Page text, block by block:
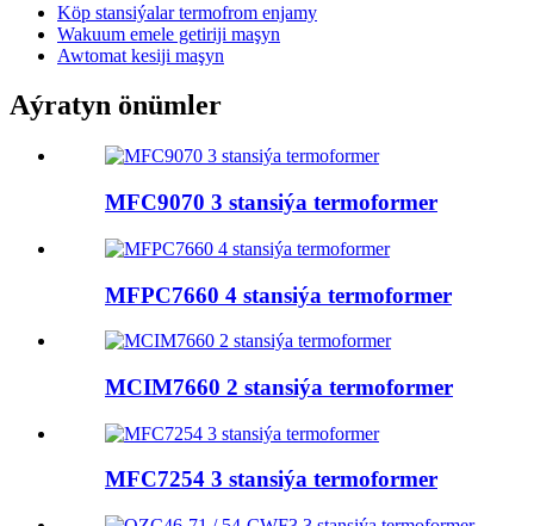
Köp stansiýalar termofrom enjamy
Wakuum emele getiriji maşyn
Awtomat kesiji maşyn
Aýratyn önümler
MFC9070 3 stansiýa termoformer
MFPC7660 4 stansiýa termoformer
MCIM7660 2 stansiýa termoformer
MFC7254 3 stansiýa termoformer